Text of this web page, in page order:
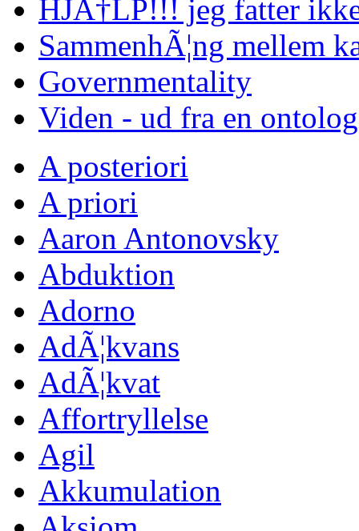
HJÃ†LP!!! jeg fatter
SammenhÃ¦ng mellem
Governmentality
Viden - ud fra en
A posteriori
A priori
Aaron Antonovsky
Abduktion
Adorno
AdÃ¦kvans
AdÃ¦kvat
Affortryllelse
Agil
Akkumulation